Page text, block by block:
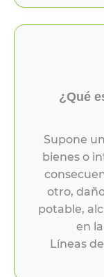
¿Qué
Supone
bienes o
otro,
potable,
en
Líneas